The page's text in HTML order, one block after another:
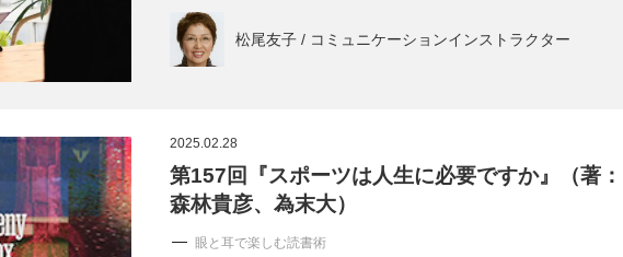
松尾友子 / コミュニケーションインストラクター
2025.02.28
第157回『スポーツは人生に必要ですか』（著：
森林貴彦、為末大）
眼と耳で楽しむ読書術